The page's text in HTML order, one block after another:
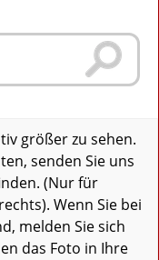
größer zu sehen.
senden Sie uns
(Nur für
Wenn Sie bei
melden Sie sich
das Foto in Ihre